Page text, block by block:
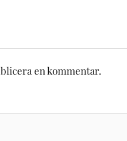
en kommentar.